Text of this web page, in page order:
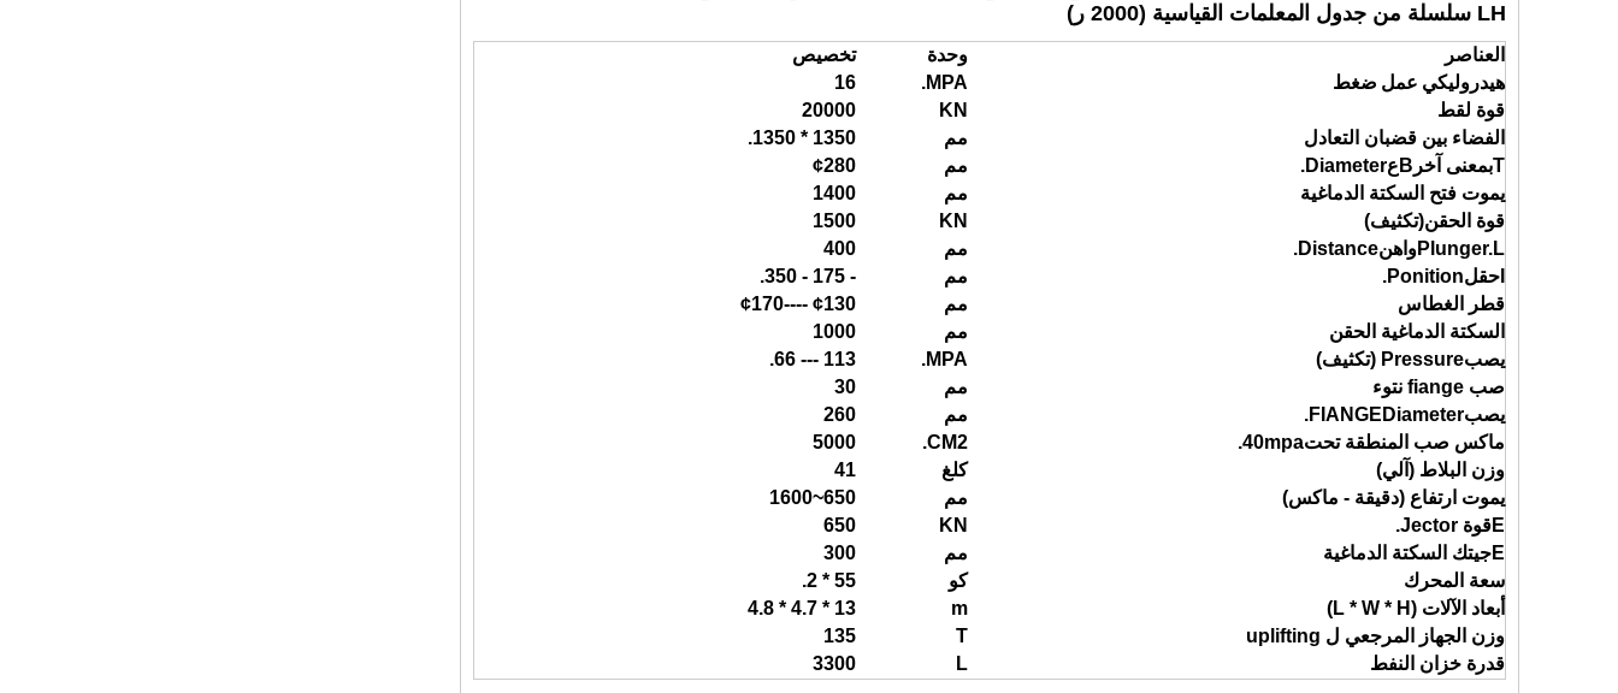
LH سلسلة من جدول المعلمات القياسية (2000 ر)
العناصر وحدة
تخصيص
هيدروليكي عمل ضغط MPA.
16
قوة لقط
KN
20000
الفضاء بين قضبان التعادل
مم
1350 * 1350.
Tبمعنى آخر B ع Diameter. مم ¢280
يموت فتح السكتة الدماغية
مم
1400
قوة الحقن(تكثيف) KN
1500
P lunger.L واهن Distance. مم
400
حقل Ponition. مم
- 175 - 350.
قطر الغطاس
مم ¢130 ----
¢170
السكتة الدماغية الحقن
مم
1000
يصب
Pressure (تكثيف) MPA.
113 --- 66.
صب fiange نتوء
مم
30
يصب
F IANGE Diameter. مم
260
ماكس صب المنطقة تحت40mpa.
CM2.
5000
وزن البلاط (آلي)
كلغ
41
يموت ارتفاع (دقيقة - ماكس)
مم 650
~
1600
Eقوة Jector. KN
650
Eجيتك السكتة الدماغية مم
300
سعة المحرك
كو
55 * 2.
أبعاد الآلات (L * W * H)
m
13 * 4.7 * 4.8
وزن الجهاز المرجعي ل uplifting
T
135
قدرة خزان النفط
L
3300